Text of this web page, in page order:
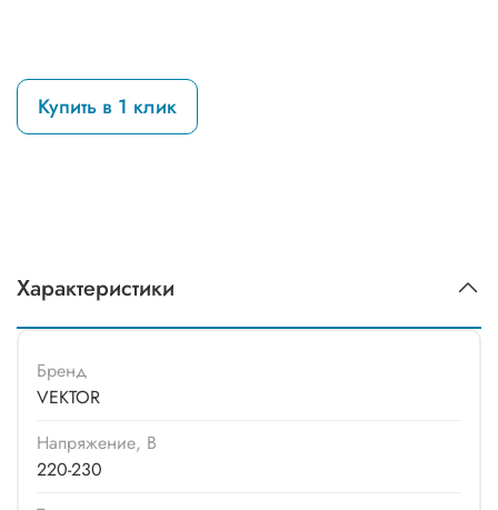
Купить в 1 клик
Характеристики
Бренд
VEKTOR
Напряжение, В
220-230